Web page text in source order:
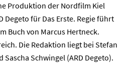
Produktion der Nordfilm Kiel
Degeto für Das Erste. Regie führt
Buch von Marcus Hertneck.
Die Redaktion liegt bei Stefan
Sascha Schwingel (ARD Degeto).